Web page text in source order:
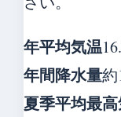
年平均気温
年間降水量約
夏季平均最